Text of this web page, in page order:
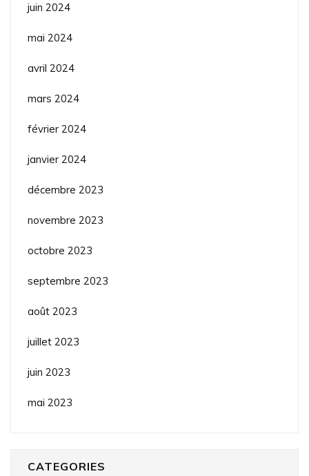
juin 2024
mai 2024
avril 2024
mars 2024
février 2024
janvier 2024
décembre 2023
novembre 2023
octobre 2023
septembre 2023
août 2023
juillet 2023
juin 2023
mai 2023
CATEGORIES